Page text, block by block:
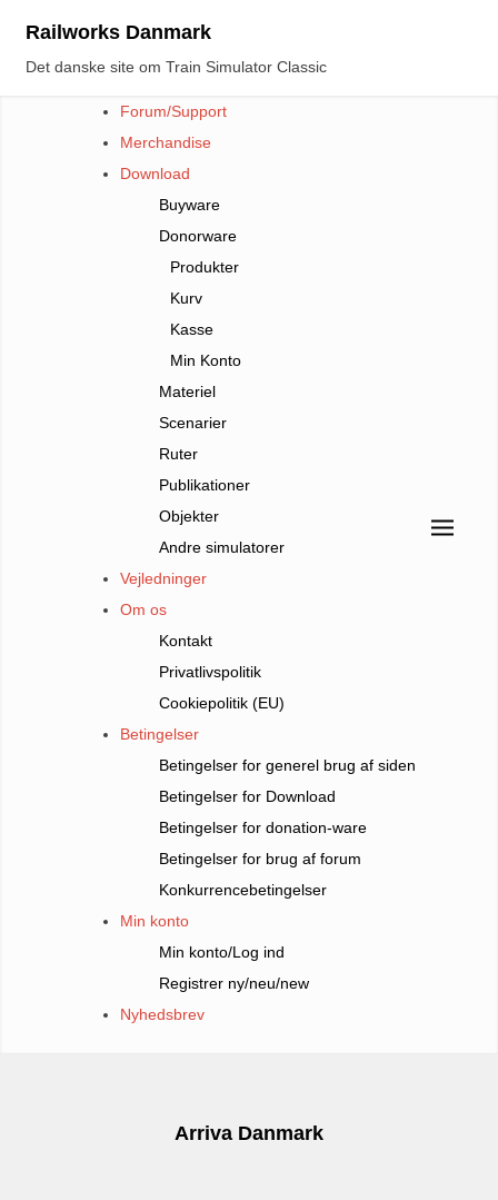
content
Railworks Danmark
Det danske site om Train Simulator Classic
Forum/Support
Merchandise
Download
Buyware
Donorware
Produkter
Kurv
Kasse
Min Konto
Materiel
Scenarier
Ruter
Publikationer
Objekter
Andre simulatorer
Vejledninger
Om os
Kontakt
Privatlivspolitik
Cookiepolitik (EU)
Betingelser
Betingelser for generel brug af siden
Betingelser for Download
Betingelser for donation-ware
Betingelser for brug af forum
Konkurrencebetingelser
Min konto
Min konto/Log ind
Registrer ny/neu/new
Nyhedsbrev
Arriva Danmark